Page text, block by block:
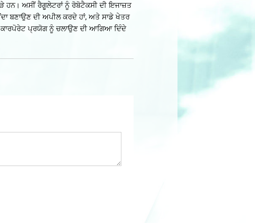
ਅਸੀਂ ਰੈਗੂਲੇਟਰਾਂ ਨੂੰ ਰੋਬੋਟੈਕਸੀ ਦੀ ਇਜਾਜ਼ਤ
ਬਣਾਉਣ ਦੀ ਅਪੀਲ ਕਰਦੇ ਹਾਂ, ਅਤੇ ਸਾਡੇ ਖੇਤਰ
ਕਾਰਪੋਰੇਟ ਪ੍ਰਯੋਗ ਨੂੰ ਚਲਾਉਣ ਦੀ ਆਗਿਆ ਦਿੰਦੇ